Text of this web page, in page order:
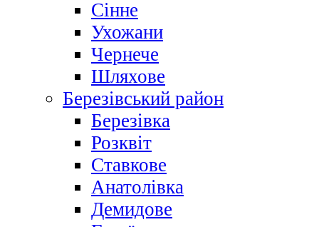
Сінне
Ухожани
Чернече
Шляхове
Березівський район
Березівка
Розквіт
Ставкове
Анатолівка
Демидове